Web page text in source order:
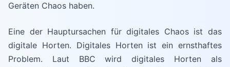
Geräten Chaos haben.
Eine der Hauptursachen für digitales Chaos ist das
digitale Horten. Digitales Horten ist ein ernsthaftes
Problem. Laut BBC wird digitales Horten als